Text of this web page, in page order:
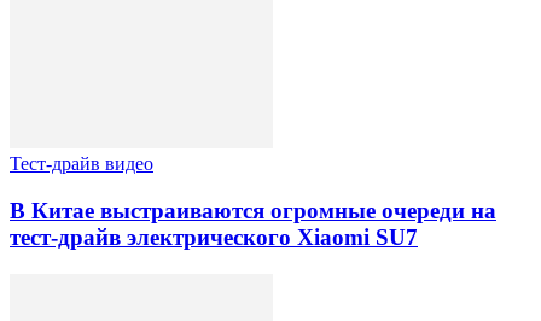
Тест-драйв видео
В Китае выстраиваются огромные очереди на
тест-драйв электрического Xiaomi SU7